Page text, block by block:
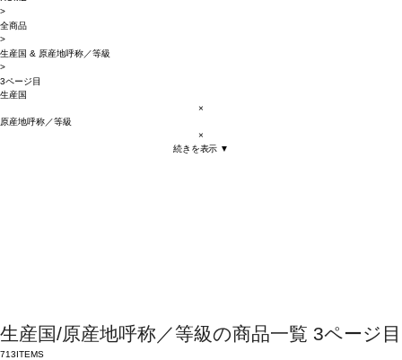
>
全商品
>
生産国 & 原産地呼称／等級
>
3ページ目
生産国
×
原産地呼称／等級
×
続きを表示 ▼
生産国/原産地呼称／等級の商品一覧 3ページ目
713ITEMS